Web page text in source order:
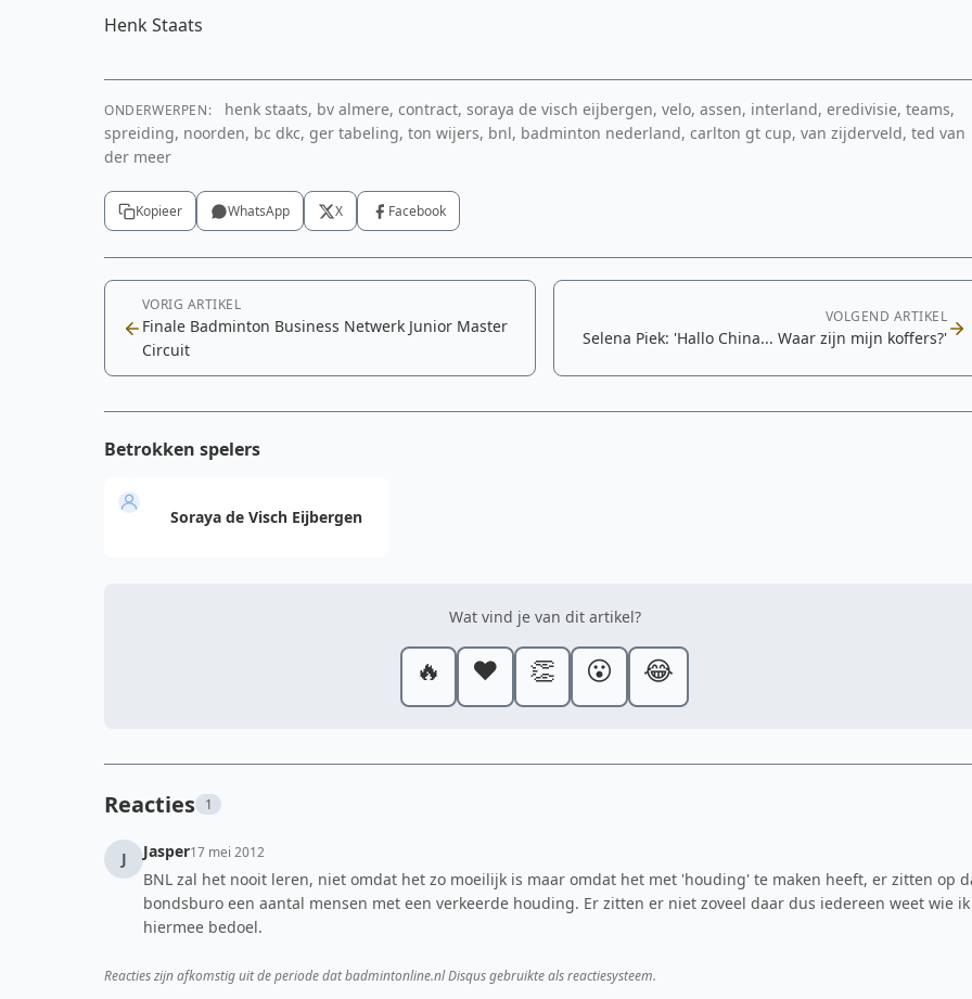
Henk Staats
ONDERWERPEN:
henk staats, bv almere, contract, soraya de visch eijbergen, velo, assen, interland, eredivisie, teams,
spreiding, noorden, bc dkc, ger tabeling, ton wijers, bnl, badminton nederland, carlton gt cup, van zijderveld, ted van
der meer
Kopieer WhatsApp X Facebook
VORIG ARTIKEL
Finale Badminton Business Netwerk Junior Master
Circuit
VOLGEND ARTIKEL
Selena Piek: 'Hallo China... Waar zijn mijn koffers?'
Betrokken spelers
Soraya de Visch Eijbergen
Wat vind je van dit artikel?
🔥 ❤️ 👏 😮 😂
Reacties 1
J Jasper17 mei 2012
BNL zal het nooit leren, niet omdat het zo moeilijk is maar omdat het met 'houding' te maken heeft, er zitten op
bondsburo een aantal mensen met een verkeerde houding. Er zitten er niet zoveel daar dus iedereen weet wie ik
hiermee bedoel.
Reacties zijn afkomstig uit de periode dat badmintonline.nl Disqus gebruikte als reactiesysteem.